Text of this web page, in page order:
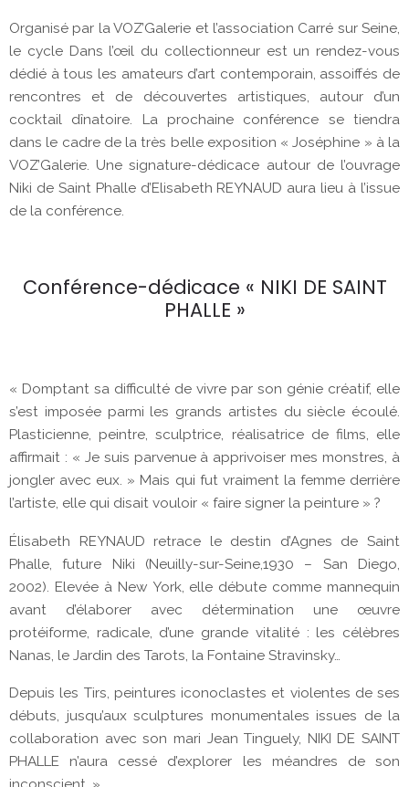
Organisé par la VOZ’Galerie et l’association Carré sur Seine,
le cycle Dans l’œil du collectionneur est un rendez-vous
dédié à tous les amateurs d’art contemporain, assoiffés de
rencontres et de découvertes artistiques, autour d’un
cocktail dînatoire. La prochaine conférence se tiendra
dans le cadre de la très belle exposition « Joséphine » à la
VOZ’Galerie. Une signature-dédicace autour de l’ouvrage
Niki de Saint Phalle d’Elisabeth REYNAUD aura lieu à l’issue
de la conférence.
Conférence-dédicace « NIKI DE SAINT
PHALLE »
« Domptant sa difficulté de vivre par son génie créatif, elle
s’est imposée parmi les grands artistes du siècle écoulé.
Plasticienne, peintre, sculptrice, réalisatrice de films, elle
affirmait : « Je suis parvenue à apprivoiser mes monstres, à
jongler avec eux. » Mais qui fut vraiment la femme derrière
l’artiste, elle qui disait vouloir « faire signer la peinture » ?
Élisabeth REYNAUD retrace le destin d’Agnes de Saint
Phalle, future Niki (Neuilly-sur-Seine,1930 – San Diego,
2002). Elevée à New York, elle débute comme mannequin
avant d’élaborer avec détermination une œuvre
protéiforme, radicale, d’une grande vitalité : les célèbres
Nanas, le Jardin des Tarots, la Fontaine Stravinsky…
Depuis les Tirs, peintures iconoclastes et violentes de ses
débuts, jusqu’aux sculptures monumentales issues de la
collaboration avec son mari Jean Tinguely, NIKI DE SAINT
PHALLE n’aura cessé d’explorer les méandres de son